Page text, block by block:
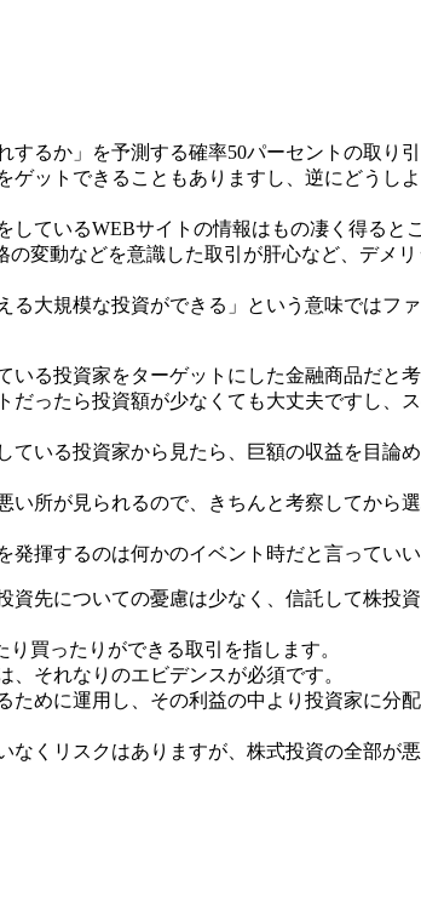
るか」を予測する確率50パーセントの取り引
ットできることもありますし、逆にどうし
ているWEBサイトの情報はもの凄く得ると
変動などを意識した取引が肝心など、デメリ
大規模な投資ができる」という意味ではフ
る投資家をターゲットにした金融商品だと考
ったら投資額が少なくても大丈夫ですし、
いる投資家から見たら、巨額の収益を目論
所が見られるので、きちんと考察してから
揮するのは何かのイベント時だと言っていい
先についての憂慮は少なく、信託して株投
買ったりができる取引を指します。
それなりのエビデンスが必須です。
めに運用し、その利益の中より投資家に分
なくリスクはありますが、株式投資の全部が